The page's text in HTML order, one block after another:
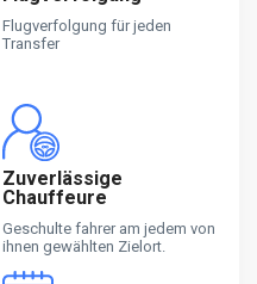
Flugverfolgung für jeden
Transfer
Zuverlässige
Chauffeure
Geschulte fahrer am jedem von
ihnen gewählten Zielort.